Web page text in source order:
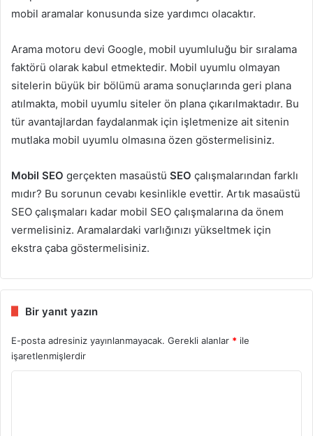
mobil aramalar konusunda size yardımcı olacaktır.
Arama motoru devi Google, mobil uyumluluğu bir sıralama
faktörü olarak kabul etmektedir. Mobil uyumlu olmayan
sitelerin büyük bir bölümü arama sonuçlarında geri plana
atılmakta, mobil uyumlu siteler ön plana çıkarılmaktadır. Bu
tür avantajlardan faydalanmak için işletmenize ait sitenin
mutlaka mobil uyumlu olmasına özen göstermelisiniz.
Mobil SEO gerçekten masaüstü SEO çalışmalarından farklı
mıdır? Bu sorunun cevabı kesinlikle evettir. Artık masaüstü
SEO çalışmaları kadar mobil SEO çalışmalarına da önem
vermelisiniz. Aramalardaki varlığınızı yükseltmek için
ekstra çaba göstermelisiniz.
Bir yanıt yazın
E-posta adresiniz yayınlanmayacak. Gerekli alanlar * ile
işaretlenmişlerdir